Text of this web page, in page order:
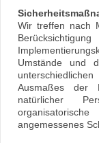
Wir treffen nach
Umstände und
Ausmaßes der
natürlicher
angemessenes